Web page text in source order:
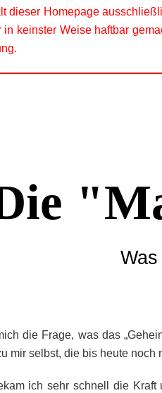
dieser Homepage
keinster Weise haftbar
die Frage, was das
mir selbst, die bis heute noch
ich sehr schnell die